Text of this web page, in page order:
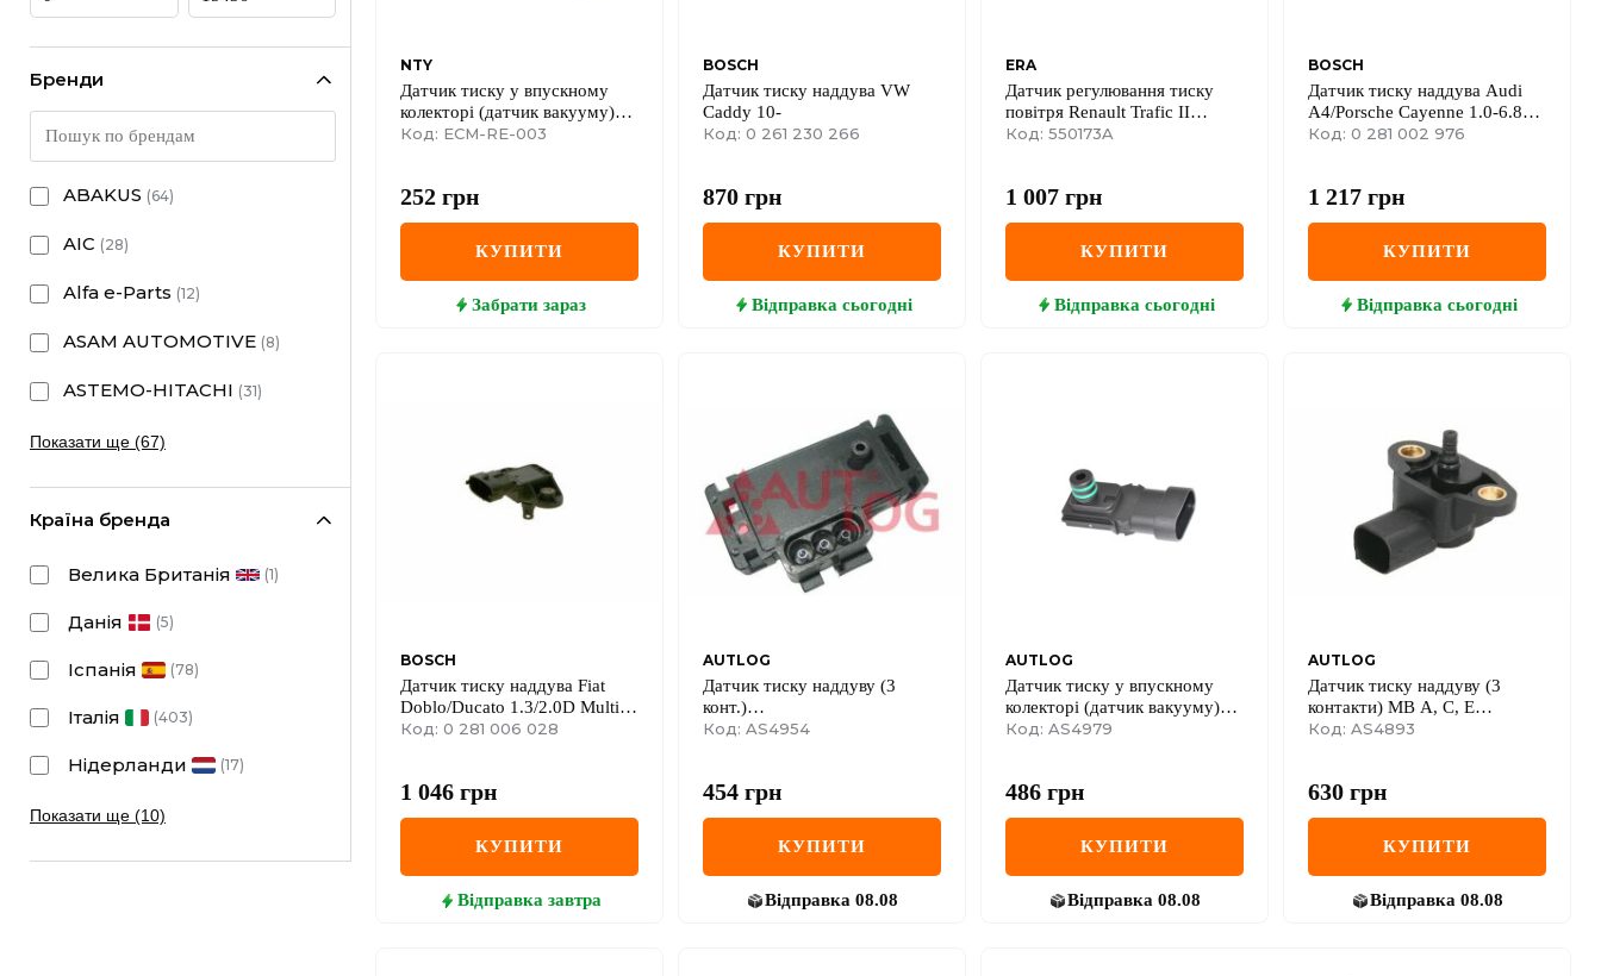
Бренди
ABAKUS (64)
AIC (28)
Alfa e-Parts (12)
ASAM AUTOMOTIVE (8)
ASTEMO-HITACHI (31)
Показати ще (67)
Країна бренда
Велика Британія (1)
Данія (5)
Іспанія (78)
Італія (403)
Нідерланди (17)
Показати ще (10)
NTY
Датчик тиску у впускному
колекторі (датчик вакууму)
Renault Kangoo I + II 1.2+ 1.2
Код: ECM-RE-003
252 грн
КУПИТИ
Забрати зараз
BOSCH
Датчик тиску наддува VW
Caddy 10-
Код: 0 261 230 266
870 грн
КУПИТИ
Відправка сьогодні
ERA
Датчик регулювання тиску
повітря Renault Trafic II
(датчик тиску у впускному
Код: 550173A
1 007 грн
КУПИТИ
Відправка сьогодні
BOSCH
Датчик тиску наддува Audi
A4/Porsche Cayenne 1.0-6.8
03-
Код: 0 281 002 976
1 217 грн
КУПИТИ
Відправка сьогодні
BOSCH
Датчик тиску наддува Fiat
Doblo/Ducato 1.3/2.0D Multijet
10-
Код: 0 281 006 028
1 046 грн
КУПИТИ
Відправка завтра
AUTLOG
Датчик тиску наддуву (3
конт.)
LANOS/NUBIRA/CITROEN
Код: AS4954
454 грн
КУПИТИ
Відправка 08.08
AUTLOG
Датчик тиску у впускному
колекторі (датчик вакууму)
1.2+ 1.2 16V + 1.4 + 1.6 16V
Kangoo II 08-> / Renault
Dokker 12->
Код: AS4979
486 грн
КУПИТИ
Відправка 08.08
AUTLOG
Датчик тиску наддуву (3
контакти) MB A, C, E
(W168/W203/W210/W211)
Код: AS4893
630 грн
КУПИТИ
Відправка 08.08